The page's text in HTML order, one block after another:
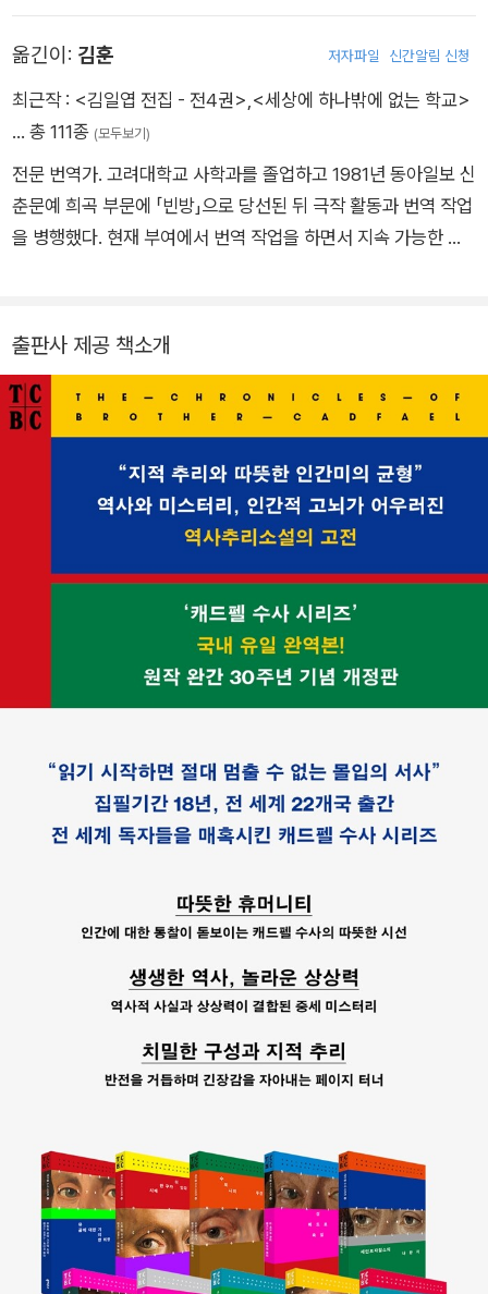
녀가 쌓은 이러한 다양한 경험과 이력은 소설 속에 고스란히 녹아
있다. 1939년 첫 소설 『네로의 친구 호르텐시우스』를 발표하면
서 작품 활동을 시작하였으며, 1963년 『죽음과 즐거운 여자』로
970년에는 ‘현대문학에 지대한 공헌을 했다’는 치사와 함께 ‘마
크 트웨인의 딸’이라는 호칭을 얻었으며, 1977년 『유골에 대한
기이한 취향』을 발표하며 시작된 캐드펠 수사 시리즈로 큰 사랑
가협회에서 주는 실버 대거 상을 받았다. 영국 문학에 기여한 공
로로 엘리자베스 2세 여왕으로부터 훈장(Order of the British
Empire)을 수여받았다. 캐드펠 수사 시리즈는 문학적 성취와 함
께 역사와 인간에 대한 깊은 애정과 이해를 드러내 전 세계인의
사랑을 받는 고전으로 손꼽힌다. 1995년 10월, 생전에 지극히 사
랑했던 고향 슈롭셔에서 여든두 해의 생을 마쳤다.
옮긴이: 김훈 저자파일 신간알림 신청
최근작 : <김일엽 전집 - 전4권>,<세상에 하나밖에 없는 학교>
… 총 111종 (모두보기)
전문 번역가. 고려대학교 사학과를 졸업하고 1981년 동아일보 신
춘문예 희곡 부문에 「빈방」으로 당선된 뒤 극작 활동과 번역 작업
을 병행했다. 현재 부여에서 번역 작업을 하면서 지속 가능한 자
한 공기 속으로』 『매디슨 카운티의 추억』 『피아니스트』 『바람이
기』 『그런 깨달음은 없다』 『모든 것의 목격자』 『켄 윌버, 진실 없
는 진실의 시대』 『늘 깨어나는 지금』 외 100여 권이 있다. 고려대
학교 영문학과와 동대학원을 졸업했다. 『제발 조용히 좀 해요』
『사랑의 비밀』 『어둠 속의 갈까마귀』 『워크 투 리멤버』 『이단자의
상속녀』 등을 우리말로 옮겼다.
출판사 제공 책소개